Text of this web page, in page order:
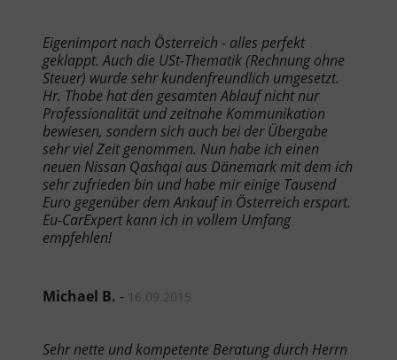
Eigenimport nach Österreich - alles perfekt
geklappt. Auch die USt-Thematik (Rechnung ohne
Steuer) wurde sehr kundenfreundlich umgesetzt.
Hr. Thobe hat den gesamten Ablauf nicht nur
Professionalität und zeitnahe Kommunikation
bewiesen, sondern sich auch bei der Übergabe
sehr viel Zeit genommen. Nun habe ich einen
neuen Nissan Qashqai aus Dänemark mit dem ich
sehr zufrieden bin und habe mir einige Tausend
Euro gegenüber dem Ankauf in Österreich erspart.
Eu-CarExpert kann ich in vollem Umfang
empfehlen!
Michael B. - 16.09.2015
Sehr nette und kompetente Beratung durch Herrn